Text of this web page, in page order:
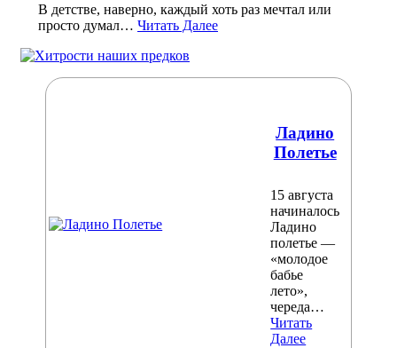
В детстве, наверно, каждый хоть раз мечтал или
просто думал… Читать Далее
Ладино
Полетье
15 августа
начиналось
Ладино
полетье —
«молодое
бабье
лето»,
череда…
Читать
Далее